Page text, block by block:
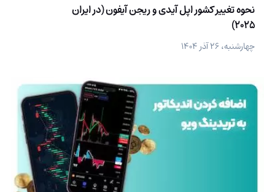
نحوه تغییر کشور اپل آیدی و ریجن آیفون (در ایران
2025)
چهارشنبه، ۲۶ آذر ۱۴۰۴